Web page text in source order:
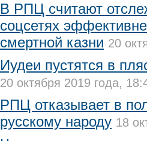
В РПЦ считают
соцсетях
смертной казни 20
Иудеи пустятся в
20 октября 2019 года,
РПЦ отказывает в
русскому народу 18